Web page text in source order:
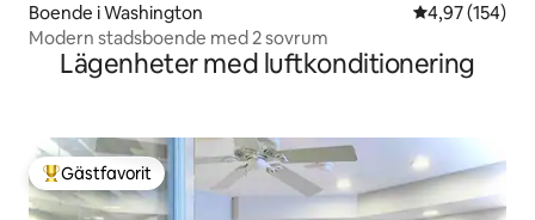
Boende i Washington 4,97 av 5 i
4,97 (154)
Modern stadsboende med 2 sovrum
Lägenheter med luftkonditionering
Populär gästfavorit
Gästfavorit